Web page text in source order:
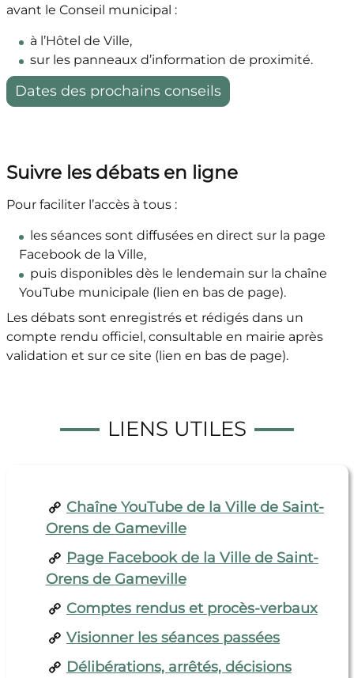
avant le Conseil municipal :
à l’Hôtel de Ville,
sur les panneaux d’information de proximité.
Dates des prochains conseils
Suivre les débats en ligne
Pour faciliter l’accès à tous :
les séances sont diffusées en direct sur la page
Facebook de la Ville,
puis disponibles dès le lendemain sur la chaîne
YouTube municipale (lien en bas de page).
Les débats sont enregistrés et rédigés dans un
compte rendu officiel, consultable en mairie après
validation et sur ce site (lien en bas de page).
LIENS UTILES
Chaîne YouTube de la Ville de Saint-
Orens de Gameville
Page Facebook de la Ville de Saint-
Orens de Gameville
Comptes rendus et procès-verbaux
Visionner les séances passées
Délibérations, arrêtés, décisions